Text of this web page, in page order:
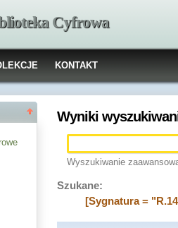
Cyfrowa
KONTAKT
Wyniki
Wyszukiwanie
Szukane:
[Sygnatura =